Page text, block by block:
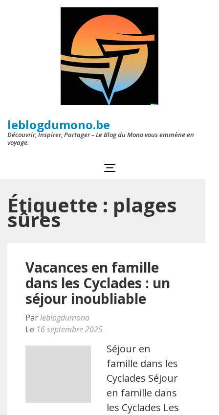
leblogdumono.be
Découvrir, Inspirer, Partager – Le Blog du Mono vous emmène en
voyage.
Étiquette : plages
sûres
Vacances en famille
dans les Cyclades : un
séjour inoubliable
Parleblogdumono
Le 16 septembre 2025
Séjour en
famille dans les
Cyclades Séjour
en famille dans
les Cyclades Les